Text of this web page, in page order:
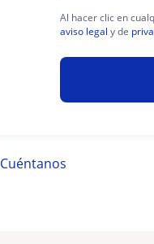
Al hacer clic en
aviso legal y de
Cuéntanos